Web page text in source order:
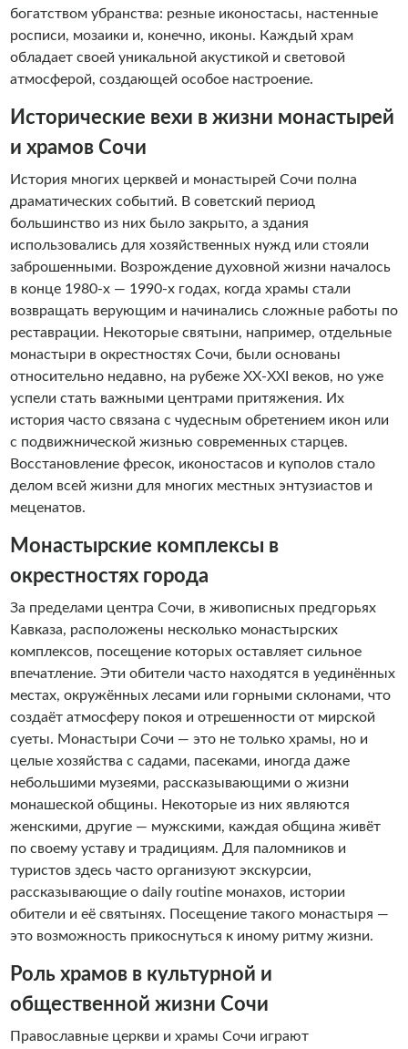
богатством убранства: резные иконостасы, настенные
росписи, мозаики и, конечно, иконы. Каждый храм
обладает своей уникальной акустикой и световой
атмосферой, создающей особое настроение.
Исторические вехи в жизни монастырей
и храмов Сочи
История многих церквей и монастырей Сочи полна
драматических событий. В советский период
большинство из них было закрыто, а здания
использовались для хозяйственных нужд или стояли
заброшенными. Возрождение духовной жизни началось
в конце 1980-х — 1990-х годах, когда храмы стали
возвращать верующим и начинались сложные работы по
реставрации. Некоторые святыни, например, отдельные
монастыри в окрестностях Сочи, были основаны
относительно недавно, на рубеже XX-XXI веков, но уже
успели стать важными центрами притяжения. Их
история часто связана с чудесным обретением икон или
с подвижнической жизнью современных старцев.
Восстановление фресок, иконостасов и куполов стало
делом всей жизни для многих местных энтузиастов и
меценатов.
Монастырские комплексы в
окрестностях города
За пределами центра Сочи, в живописных предгорьях
Кавказа, расположены несколько монастырских
комплексов, посещение которых оставляет сильное
впечатление. Эти обители часто находятся в уединённых
местах, окружённых лесами или горными склонами, что
создаёт атмосферу покоя и отрешенности от мирской
суеты. Монастыри Сочи — это не только храмы, но и
целые хозяйства с садами, пасеками, иногда даже
небольшими музеями, рассказывающими о жизни
монашеской общины. Некоторые из них являются
женскими, другие — мужскими, каждая община живёт
по своему уставу и традициям. Для паломников и
туристов здесь часто организуют экскурсии,
рассказывающие о daily routine монахов, истории
обители и её святынях. Посещение такого монастыря —
это возможность прикоснуться к иному ритму жизни.
Роль храмов в культурной и
общественной жизни Сочи
Православные церкви и храмы Сочи играют